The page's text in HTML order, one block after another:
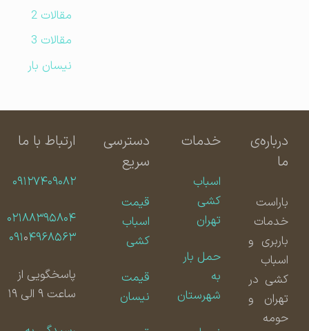
مقالات 2
مقالات 3
نیسان بار
درباره‌ی
باراست
خدمات
باربری و
اسباب
کشی در
تهران و
حومه
خدمات
اسباب
کشی
تهران
حمل بار
شهرستان
دسترسی
سریع
قیمت
اسباب
کشی
قیمت
نیسان
ارتباط با ما
۰۹۱۲۷۴۰۹۰۸۲
۰۲۱۸۸۳۹۵۸۰۴
۰۹۱۰۴۹۶۸۵۶۳
پاسخگویی از
ساعت ۹ الی ۱۹